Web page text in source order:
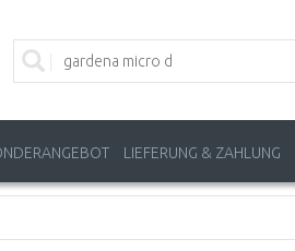
LIEFERUNG & ZAHLUNG